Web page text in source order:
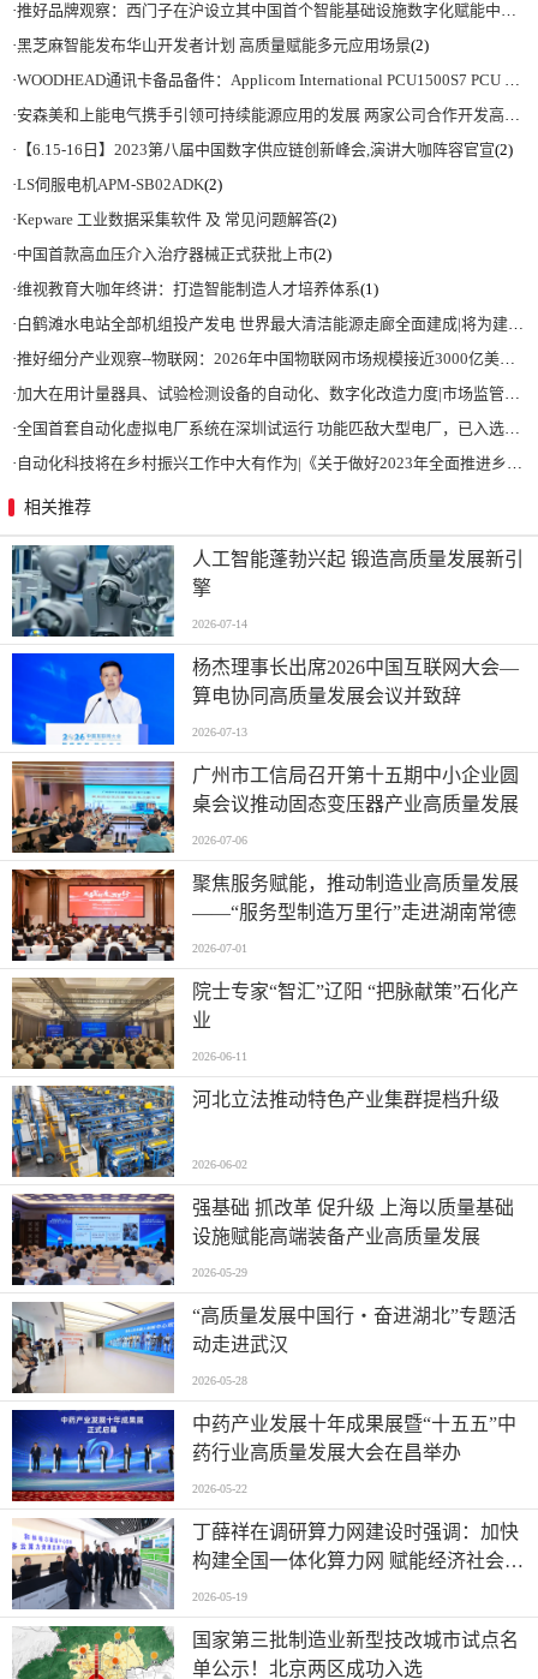
·推好品牌观察：西门子在沪设立其中国首个智能基础设施数字化赋能中心
·黑芝麻智能发布华山开发者计划 高质量赋能多元应用场景(2)
·WOODHEAD通讯卡备品备件：Applicom International PCU1500S7 PCU 1500 S7 V4.5.0
·安森美和上能电气携手引领可持续能源应用的发展 两家公司合作开发高性能储能和太阳能组串式逆变器方案 以实现可持续的未来
· 【6.15-16日】2023第八届中国数字供应链创新峰会,演讲大咖阵容官宣(2)
·LS伺服电机APM-SB02ADK(2)
·Kepware 工业数据采集软件 及 常见问题解答(2)
·中国首款高血压介入治疗器械正式获批上市(2)
·维视教育大咖年终讲：打造智能制造人才培养体系(1)
·白鹤滩水电站全部机组投产发电 世界最大清洁能源走廊全面建成|将为建设新型能源体系、保障国家能源安全、实现“双碳”目标提供有力支撑
·推好细分产业观察--物联网：2026年中国物联网市场规模接近3000亿美元 智慧工厂、智慧城市、智慧电网等将占60%以上
·加大在用计量器具、试验检测设备的自动化、数字化改造力度|市场监管总局 工业和信息化部 关于促进企业计量能力提升的指导意见
·全国首套自动化虚拟电厂系统在深圳试运行 功能匹敌大型电厂，已入选国际典型案例
· 自动化科技将在乡村振兴工作中大有作为|《关于做好2023年全面推进乡村振兴重点工作的意见》发布
相关推荐
人工智能蓬勃兴起 锻造高质量发展新引
擎
2026-07-14
杨杰理事长出席2026中国互联网大会—
算电协同高质量发展会议并致辞
2026-07-13
广州市工信局召开第十五期中小企业圆
桌会议推动固态变压器产业高质量发展
2026-07-06
聚焦服务赋能，推动制造业高质量发展
——“服务型制造万里行”走进湖南常德
2026-07-01
院士专家“智汇”辽阳 “把脉献策”石化产
业
2026-06-11
河北立法推动特色产业集群提档升级
2026-06-02
强基础 抓改革 促升级 上海以质量基础
设施赋能高端装备产业高质量发展
2026-05-29
“高质量发展中国行・奋进湖北”专题活
动走进武汉
2026-05-28
中药产业发展十年成果展暨“十五五”中
药行业高质量发展大会在昌举办
2026-05-22
丁薛祥在调研算力网建设时强调：加快
构建全国一体化算力网 赋能经济社会高
质量发展
2026-05-19
国家第三批制造业新型技改城市试点名
单公示！北京两区成功入选